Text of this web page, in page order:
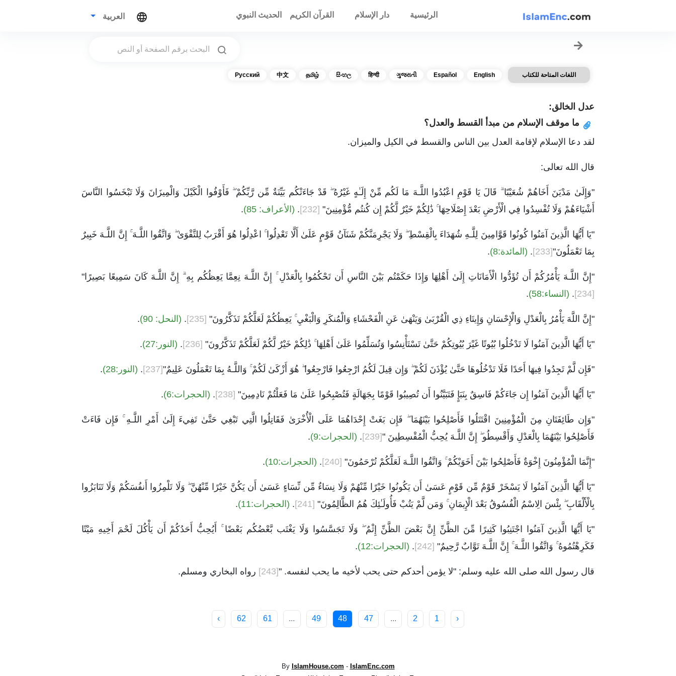
الرئيسية دار الإسلام القرآن الكريم الحديث النبوي العربية
اللغات المتاحة للكتاب English
Español
ગુજરાતી
हिन्दी
සිංහල
தமிழ்
中文
Русский
عدل الخالق:
ما موقف الإسلام من مبدأ القسط والعدل؟
لقد دعا الإسلام لإقامة العدل بين الناس والقسط في الكيل والميزان.
قال الله تعالى:
"وَإِلَىٰ مَدْيَنَ أَخَاهُمْ شُعَيْبًا ۗ قَالَ يَا قَوْمِ اعْبُدُوا اللَّـهَ مَا لَكُم مِّنْ إِلَـٰهٍ غَيْرُهُ ۖ قَدْ جَاءَتْكُم بَيِّنَةٌ مِّن رَّبِّكُمْ ۖ فَأَوْفُوا الْكَيْلَ وَالْمِيزَانَ وَلَا تَبْخَسُوا النَّاسَ
أَشْيَاءَهُمْ وَلَا تُفْسِدُوا فِي الْأَرْضِ بَعْدَ إِصْلَاحِهَا ۚ ذَٰلِكُمْ خَيْرٌ لَّكُمْ إِن كُنتُم مُّؤْمِنِينَ" [232]
. (الأعراف: 85) .
"يَا أَيُّهَا الَّذِينَ آمَنُوا كُونُوا قَوَّامِينَ لِلَّـهِ شُهَدَاءَ بِالْقِسْطِ ۖ وَلَا يَجْرِمَنَّكُمْ شَنَآنُ قَوْمٍ عَلَىٰ أَلَّا تَعْدِلُوا ۚ اعْدِلُوا هُوَ أَقْرَبُ لِلتَّقْوَىٰ ۖ وَاتَّقُوا اللَّـهَ ۚ إِنَّ اللَّـهَ خَبِيرٌ
بِمَا تَعْمَلُونَ"[233]
. (المائدة:8) .
"إِنَّ اللَّـهَ يَأْمُرُكُمْ أَن تُؤَدُّوا الْأَمَانَاتِ إِلَىٰ أَهْلِهَا وَإِذَا حَكَمْتُم بَيْنَ النَّاسِ أَن تَحْكُمُوا بِالْعَدْلِ ۚ إِنَّ اللَّـهَ نِعِمَّا يَعِظُكُم بِهِ ۗ إِنَّ اللَّـهَ كَانَ سَمِيعًا بَصِيرًا"
[234]
. (النساء:58) .
"إِنَّ اللَّهَ يَأْمُرُ بِالْعَدْلِ وَالْإِحْسَانِ وَإِيتَاءِ ذِي الْقُرْبَىٰ وَيَنْهَىٰ عَنِ الْفَحْشَاءِ وَالْمُنكَرِ وَالْبَغْيِ ۚ يَعِظُكُمْ لَعَلَّكُمْ تَذَكَّرُونَ" [235]
. (النحل: 90) .
"يَا أَيُّهَا الَّذِينَ آمَنُوا لَا تَدْخُلُوا بُيُوتًا غَيْرَ بُيُوتِكُمْ حَتَّىٰ تَسْتَأْنِسُوا وَتُسَلِّمُوا عَلَىٰ أَهْلِهَا ۚ ذَٰلِكُمْ خَيْرٌ لَّكُمْ لَعَلَّكُمْ تَذَكَّرُونَ" [236]
. (النور:27) .
"فَإِن لَّمْ تَجِدُوا فِيهَا أَحَدًا فَلَا تَدْخُلُوهَا حَتَّىٰ يُؤْذَنَ لَكُمْ ۖ وَإِن قِيلَ لَكُمُ ارْجِعُوا فَارْجِعُوا ۖ هُوَ أَزْكَىٰ لَكُمْ ۚ وَاللَّـهُ بِمَا تَعْمَلُونَ عَلِيمٌ"[237]
. (النور:28) .
"يَا أَيُّهَا الَّذِينَ آمَنُوا إِن جَاءَكُمْ فَاسِقٌ بِنَبَإٍ فَتَبَيَّنُوا أَن تُصِيبُوا قَوْمًا بِجَهَالَةٍ فَتُصْبِحُوا عَلَىٰ مَا فَعَلْتُمْ نَادِمِينَ" [238]
. (الحجرات:6) .
"وَإِن طَائِفَتَانِ مِنَ الْمُؤْمِنِينَ اقْتَتَلُوا فَأَصْلِحُوا بَيْنَهُمَا ۖ فَإِن بَغَتْ إِحْدَاهُمَا عَلَى الْأُخْرَىٰ فَقَاتِلُوا الَّتِي تَبْغِي حَتَّىٰ تَفِيءَ إِلَىٰ أَمْرِ اللَّـهِ ۚ فَإِن فَاءَتْ
فَأَصْلِحُوا بَيْنَهُمَا بِالْعَدْلِ وَأَقْسِطُو ۖ إِنَّ اللَّـهَ يُحِبُّ الْمُقْسِطِينَ "[239]
. (الحجرات:9) .
"إِنَّمَا الْمُؤْمِنُونَ إِخْوَةٌ فَأَصْلِحُوا بَيْنَ أَخَوَيْكُمْ ۚ وَاتَّقُوا اللَّـهَ لَعَلَّكُمْ تُرْحَمُونَ" [240]
. (الحجرات:10) .
"يَا أَيُّهَا الَّذِينَ آمَنُوا لَا يَسْخَرْ قَوْمٌ مِّن قَوْمٍ عَسَىٰ أَن يَكُونُوا خَيْرًا مِّنْهُمْ وَلَا نِسَاءٌ مِّن نِّسَاءٍ عَسَىٰ أَن يَكُنَّ خَيْرًا مِّنْهُنَّ ۖ وَلَا تَلْمِزُوا أَنفُسَكُمْ وَلَا تَنَابَزُوا
بِالْأَلْقَابِ ۖ بِئْسَ الِاسْمُ الْفُسُوقُ بَعْدَ الْإِيمَانِ ۚ وَمَن لَّمْ يَتُبْ فَأُولَـٰئِكَ هُمُ الظَّالِمُونَ" [241]
. (الحجرات:11) .
"يَا أَيُّهَا الَّذِينَ آمَنُوا اجْتَنِبُوا كَثِيرًا مِّنَ الظَّنِّ إِنَّ بَعْضَ الظَّنِّ إِثْمٌ ۖ وَلَا تَجَسَّسُوا وَلَا يَغْتَب بَّعْضُكُم بَعْضًا ۚ أَيُحِبُّ أَحَدُكُمْ أَن يَأْكُلَ لَحْمَ أَخِيهِ مَيْتًا
فَكَرِهْتُمُوهُ ۚ وَاتَّقُوا اللَّـهَ ۚ إِنَّ اللَّـهَ تَوَّابٌ رَّحِيمٌ" [242]
. (الحجرات:12) .
قال رسول الله صلى الله عليه وسلم: "لا يؤمن أحدكم حتى يحب لأخيه ما يحب لنفسه. "[243] رواه البخاري ومسلم.
‹
1
2
...
47
48
49
...
61
62
›
By IslamHouse.com - IslamEnc.com